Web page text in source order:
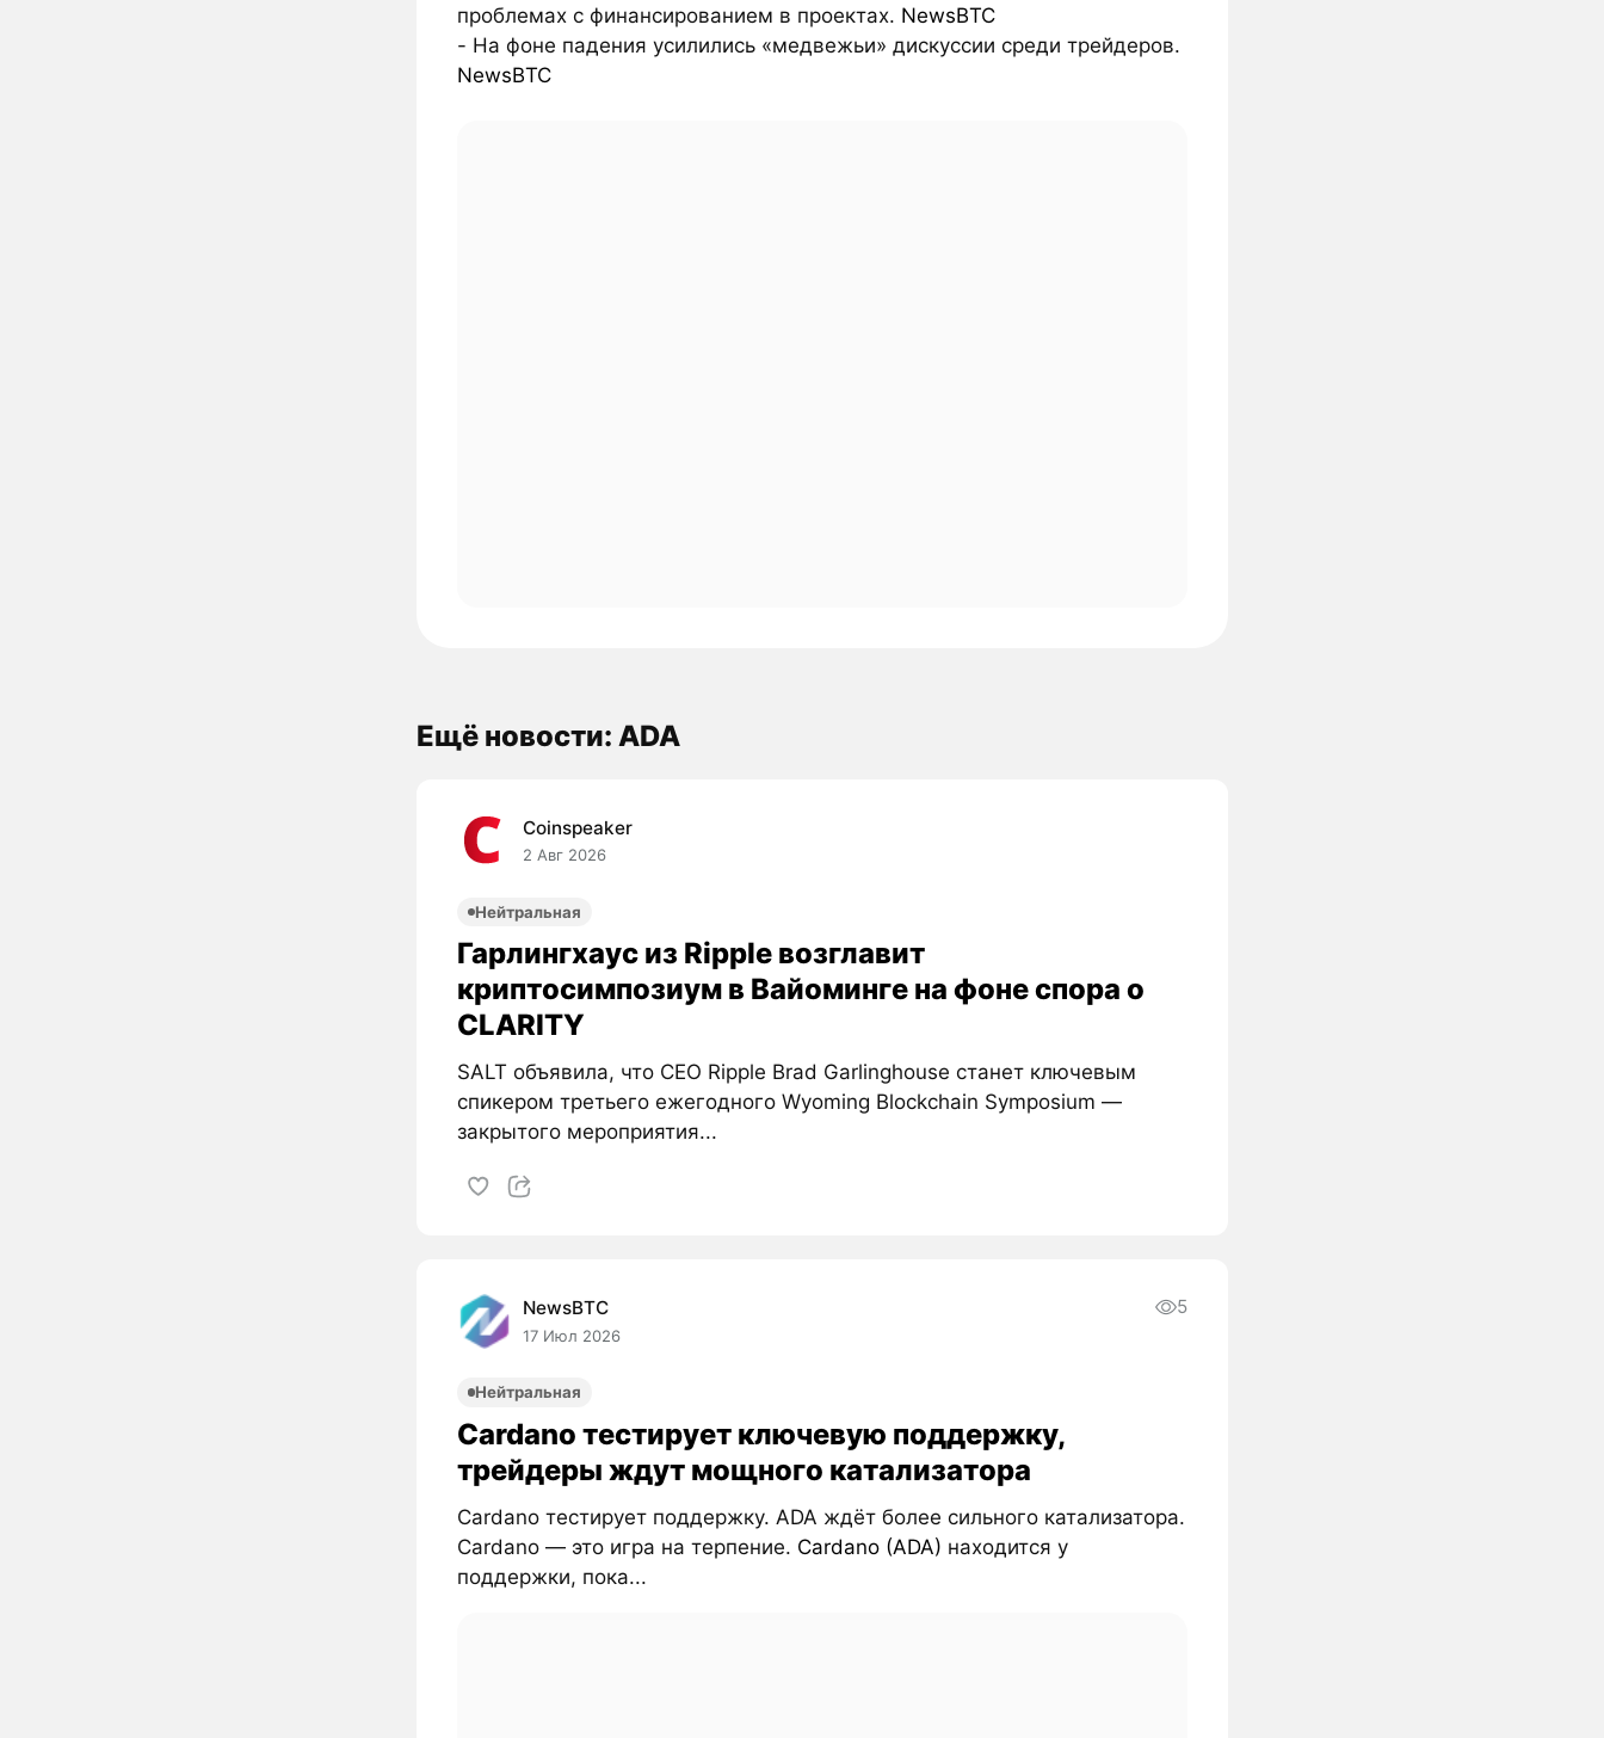
проблемах с финансированием в проектах. NewsBTC
- На фоне падения усилились «медвежьи» дискуссии среди трейдеров.
NewsBTC
Ещё новости: ADA
Coinspeaker
2 Авг 2026
Нейтральная
Гарлингхаус из Ripple возглавит
криптосимпозиум в Вайоминге на фоне спора о
CLARITY
SALT объявила, что CEO Ripple Brad Garlinghouse станет ключевым
спикером третьего ежегодного Wyoming Blockchain Symposium —
закрытого мероприятия...
NewsBTC
17 Июл 2026
5
Нейтральная
Cardano тестирует ключевую поддержку,
трейдеры ждут мощного катализатора
Cardano тестирует поддержку. ADA ждёт более сильного катализатора.
Cardano — это игра на терпение. Cardano (ADA) находится у
поддержки, пока...